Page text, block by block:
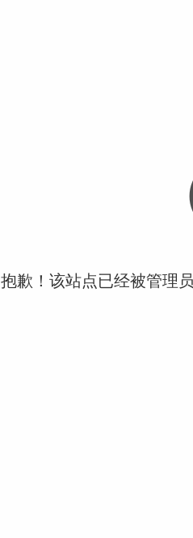
抱歉！该站点已经被管理